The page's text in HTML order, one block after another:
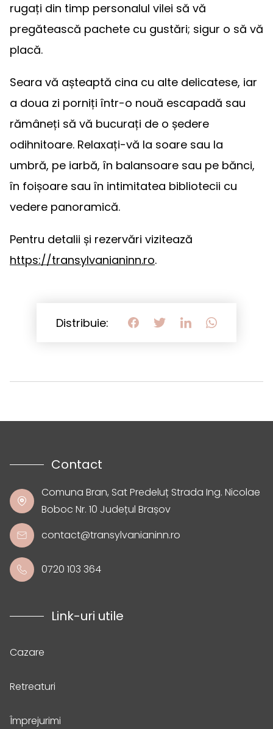
rugați din timp personalul vilei să vă
pregătească pachete cu gustări; sigur o să vă
placă.
Seara vă așteaptă cina cu alte delicatese, iar
a doua zi porniți într-o nouă escapadă sau
rămâneți să vă bucurați de o ședere
odihnitoare. Relaxați-vă la soare sau la
umbră, pe iarbă, în balansoare sau pe bănci,
în foișoare sau în intimitatea bibliotecii cu
vedere panoramică.
Pentru detalii și rezervări vizitează
https://transylvanianinn.ro.
Distribuie:
Contact
Comuna Bran, Sat Predeluț Strada Ing. Nicolae
Boboc Nr. 10 Județul Brașov
contact@transylvanianinn.ro
0720 103 364
Link-uri utile
Cazare
Retreaturi
Împrejurimi